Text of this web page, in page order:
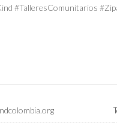
#TalleresComunitarios